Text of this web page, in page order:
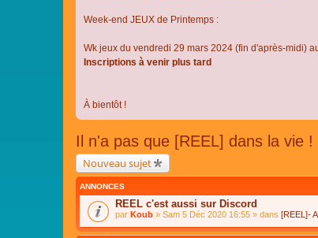
Week-end JEUX de Printemps :
Wk jeux du vendredi 29 mars 2024 (fin d'après-midi)
Inscriptions à venir plus tard
À bientôt !
Il n'a pas que [REEL] dans la vie !
Nouveau sujet
ANNONCES
REEL c'est aussi sur Discord
par Koub » Sam 5 Déc 2020 16:55 » dans [REEL]-